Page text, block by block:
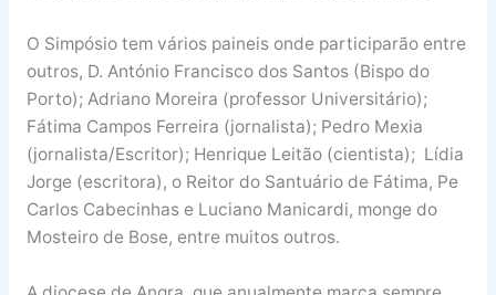
O Simpósio tem vários paineis onde participarão entre
outros, D. António Francisco dos Santos (Bispo do
Porto); Adriano Moreira (professor Universitário);
Fátima Campos Ferreira (jornalista); Pedro Mexia
(jornalista/Escritor); Henrique Leitão (cientista); Lídia
Jorge (escritora), o Reitor do Santuário de Fátima, Pe
Carlos Cabecinhas e Luciano Manicardi, monge do
Mosteiro de Bose, entre muitos outros.